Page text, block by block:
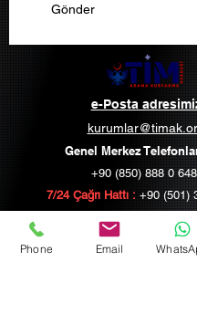
Gönder
e-Posta
Genel Merkez
+90 (850) 888 0 648
7/24 Çağrı Hattı : +90 (501)
Phone Email